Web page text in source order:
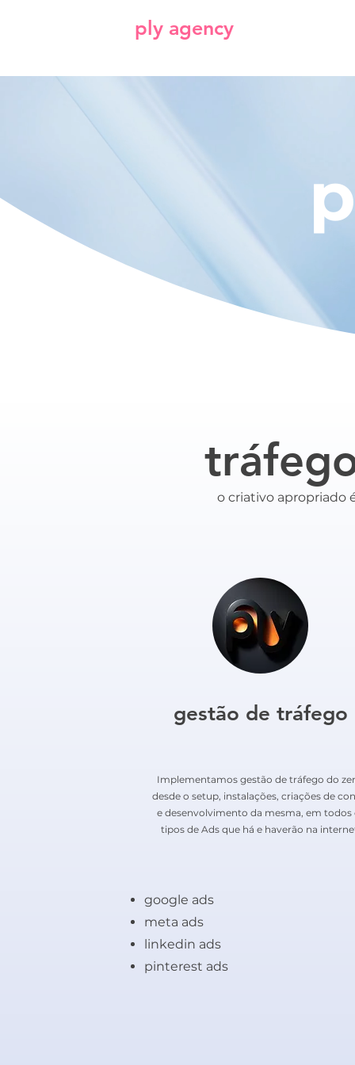
ply agency
o criativo apropriado
gestão de tráfego
Implementamos gestão de tráfego do
desde o setup, instalações, criações de
e desenvolvimento da mesma, em todos
tipos de Ads que há e haverão na
google ads
meta ads
linkedin ads
pinterest ads